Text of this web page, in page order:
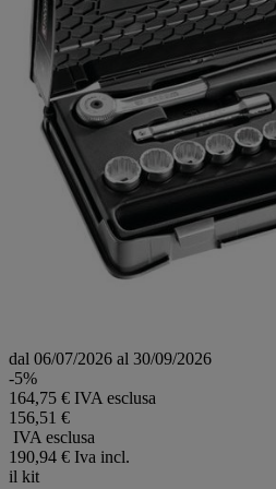
dal 06/07/2026 al 30/09/2026
-5%
164,75 € IVA esclusa
156,51 €
IVA esclusa
190,94 € Iva incl.
il kit